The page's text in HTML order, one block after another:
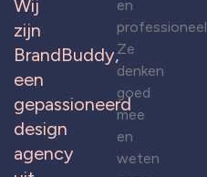
Wij
zijn
BrandBuddy,
een
gepassioneerd
design
agency
en
professioneel.
Ze
denken
goed
mee
en
weten